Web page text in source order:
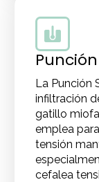
La Punción
infiltración
gatillo
emplea
tensión
cefalea